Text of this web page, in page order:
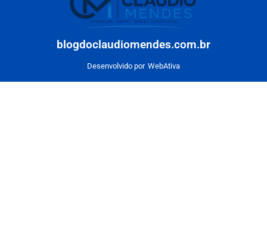
blogdoclaudiomendes.com.br
Desenvolvido por WebAtiva